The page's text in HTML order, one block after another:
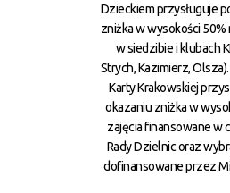
Dzieckiem przysługuje
zniżka w wysokości 50%
w siedzibie i klubach
Strych, Kazimierz,
Karty Krakowskiej
okazaniu zniżka w
zajęcia finansowane w
Rady Dzielnic oraz
dofinansowane przez